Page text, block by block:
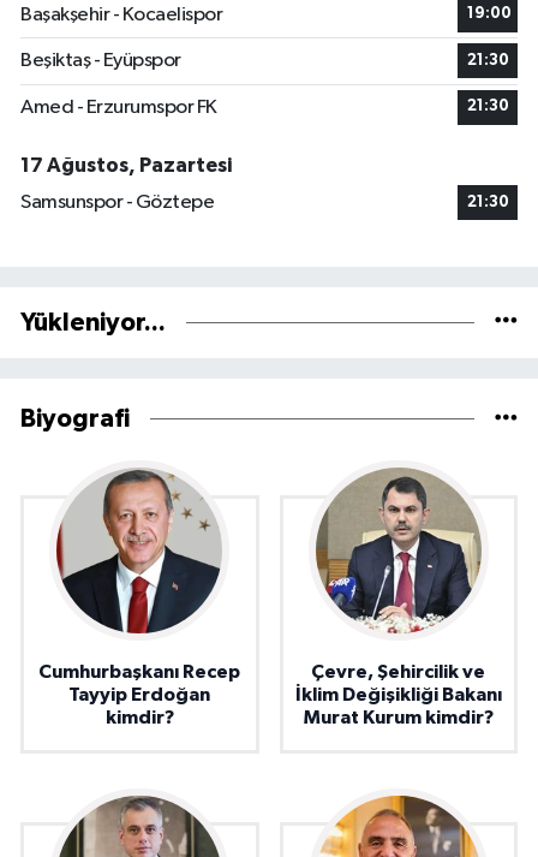
Başakşehir - Kocaelispor
19:00
Beşiktaş - Eyüpspor 21:30
Amed - Erzurumspor FK 21:30
17 Ağustos, Pazartesi
Samsunspor - Göztepe
21:30
Yükleniyor...
Biyografi
Cumhurbaşkanı Recep
Tayyip Erdoğan
kimdir?
Çevre, Şehircilik ve
İklim Değişikliği Bakanı
Murat Kurum kimdir?